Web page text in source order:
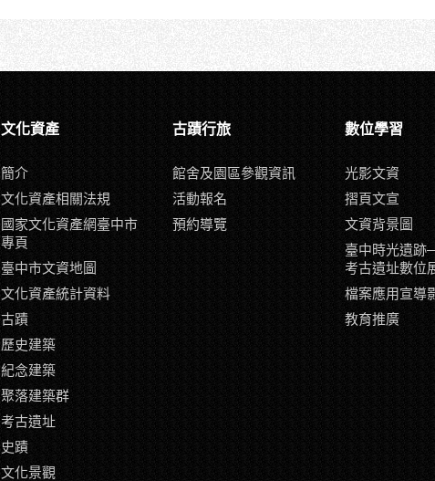
文化資產
簡介
文化資產相關法規
國家文化資產網臺中市
專頁
臺中市文資地圖
文化資產統計資料
古蹟
歷史建築
紀念建築
聚落建築群
考古遺址
史蹟
文化景觀
古蹟行旅
館舍及園區參觀資訊
活動報名
預約導覽
數位學習
光影文資
摺頁文宣
文資背景圖
臺中時光遺跡
考古遺址數位
檔案應用宣導
教育推廣